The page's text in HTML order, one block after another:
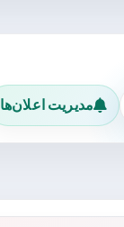
مدیریت اعلان‌ها